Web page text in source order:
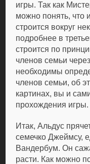
игры. Так как
можно понять, что
строится вокруг
подробнее в
строится по
членов семьи
необходимы
членов семьи, об
картинах, вы и
прохождения игры.
Итак, Альдус
семечко Джеймсу,
Вандербум. Он
расти. Как можно